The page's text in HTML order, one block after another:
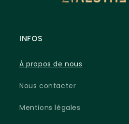
INFOS
À propos de nous
Nous contacter
Mentions légales